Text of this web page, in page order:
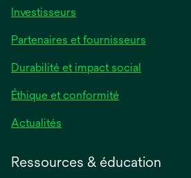
Investisseurs
Partenaires et fournisseurs
Durabilité et impact social
Éthique et conformité
Actualités
Ressources & éducation